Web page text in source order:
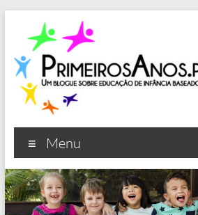
content
Primeiros Anos
Um blogue sobre educação de
Menu